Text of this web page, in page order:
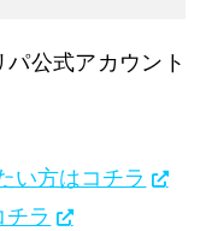
公式アカウント
い方はコチラ
チラ